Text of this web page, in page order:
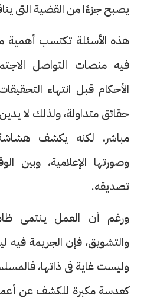
يصبح جزءًا من القضية التى
هذه الأسئلة تكتسب
فيه منصات التواصل
الأحكام قبل انتهاء
حقائق متداولة، ولذلك لا
مباشر، لكنه يكشف هشاشة
وصورتها الإعلامية، وبين
تصديقه.
ورغم أن العمل ينتمى
والتشويق، فإن الجريمة
وليست غاية فى ذاتها،
كعدسة مكبرة للكشف عن